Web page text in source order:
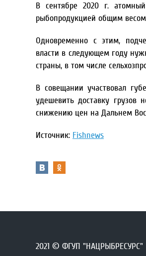
В сентябре 2020 г. атомный
рыбопродукцией общим весом
Одновременно с этим,
власти в следующем году
страны, в том числе
В совещании участвовал
удешевить доставку
снижению цен на Дальнем
Источник: Fishnews
2021 © ФГУП "НАЦРЫБРЕСУРС"